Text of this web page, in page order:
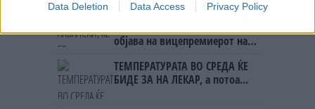
Data Deletion Data Access Privacy Policy
УЛЦИЊ Е АЛБАНСКИ, ЌЕ ГО
објава на вицепремиерот на
ТЕМПЕРАТУРАТА ВО СРЕДА ЌЕ
БИДЕ ЗА НА ЛЕКАР, а потоа...